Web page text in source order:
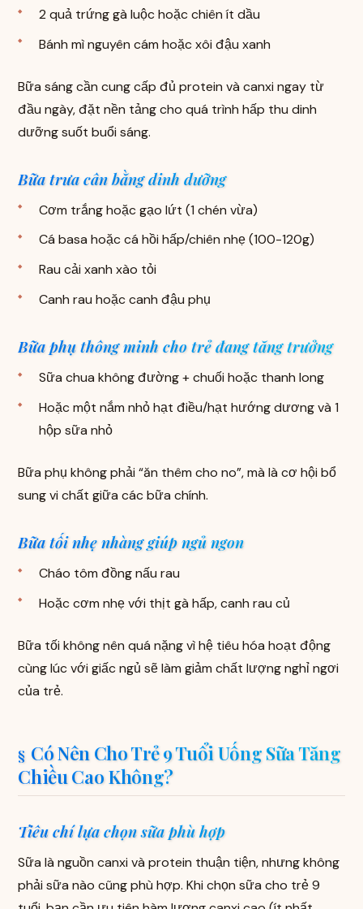
2 quả trứng gà luộc hoặc chiên ít dầu
Bánh mì nguyên cám hoặc xôi đậu xanh
Bữa sáng cần cung cấp đủ protein và canxi ngay từ
đầu ngày, đặt nền tảng cho quá trình hấp thu dinh
dưỡng suốt buổi sáng.
Bữa trưa cân bằng dinh dưỡng
Cơm trắng hoặc gạo lứt (1 chén vừa)
Cá basa hoặc cá hồi hấp/chiên nhẹ (100-120g)
Rau cải xanh xào tỏi
Canh rau hoặc canh đậu phụ
Bữa phụ thông minh cho trẻ đang tăng trưởng
Sữa chua không đường + chuối hoặc thanh long
Hoặc một nắm nhỏ hạt điều/hạt hướng dương và 1
hộp sữa nhỏ
Bữa phụ không phải “ăn thêm cho no”, mà là cơ hội bổ
sung vi chất giữa các bữa chính.
Bữa tối nhẹ nhàng giúp ngủ ngon
Cháo tôm đồng nấu rau
Hoặc cơm nhẹ với thịt gà hấp, canh rau củ
Bữa tối không nên quá nặng vì hệ tiêu hóa hoạt động
cùng lúc với giấc ngủ sẽ làm giảm chất lượng nghỉ ngơi
của trẻ.
Có Nên Cho Trẻ 9 Tuổi Uống Sữa Tăng
Chiều Cao Không?
Tiêu chí lựa chọn sữa phù hợp
Sữa là nguồn canxi và protein thuận tiện, nhưng không
phải sữa nào cũng phù hợp. Khi chọn sữa cho trẻ 9